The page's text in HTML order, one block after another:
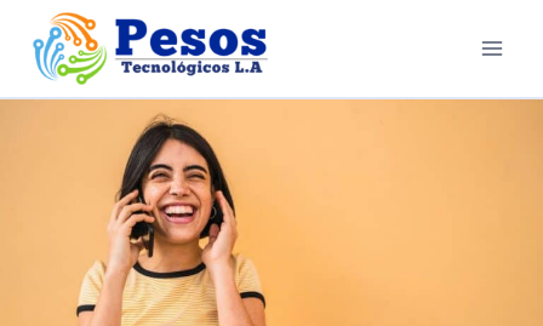
Saltar
contenido